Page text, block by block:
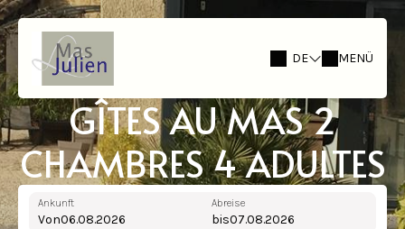
DE MENÜ
GÎTES AU MAS 2
CHAMBRES 4 ADULTES
Ankunft
Von
Abreise
bis